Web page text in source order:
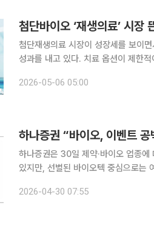
첨단바이오 ‘재생의료’ 시
첨단재생의료 시장이 성장세를 보이
성과를 내고 있다. 치료 옵션이 제한
고조되고 있다. 첨단재생의료는 질병
2026-05-06 05:00
하나증권은 30일 제약·바이오 업종
있지만, 선별된 바이오텍 중심으로는
는 기회’ 보고서에 따르면 올해 헬스
2026-04-30 07:55